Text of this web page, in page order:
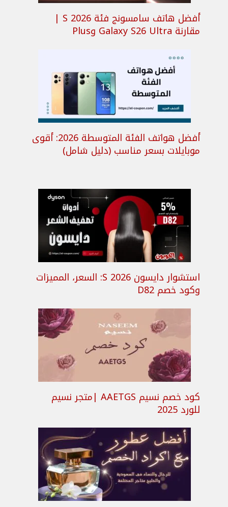
أفضل هاتف سامسونج فئة S 2026 |
مقارنة Galaxy S26 Ultra وPlus
أفضل هواتف الفئة المتوسطة 2026: أقوى
موبايلات بسعر مناسب (دليل شامل)
استشوار دايسون S 2026: السعر، المميزات
وكود خصم D82
كود خصم نسيم AAETGS |متجر نسيم
للورد 2025